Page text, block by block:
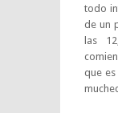
todo
de un
las
que